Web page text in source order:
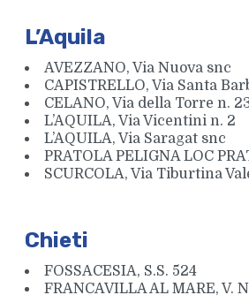
L’Aquila
AVEZZANO, Via Nuova snc
CAPISTRELLO, Via Santa
CELANO, Via della Torre n.
L’AQUILA, Via Vicentini n. 2
L’AQUILA, Via Saragat snc
PRATOLA PELIGNA LOC
SCURCOLA, Via Tiburtina
Chieti
FOSSACESIA, S.S. 524
FRANCAVILLA AL MARE, V.